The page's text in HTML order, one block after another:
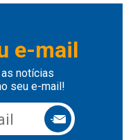
e-mail
notícias
seu e-mail!